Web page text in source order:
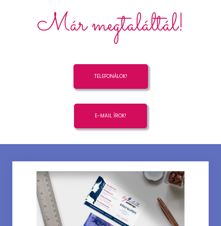
Már megtaláltál!
TELEFONÁLOK!
E-MAIL ÍROK!